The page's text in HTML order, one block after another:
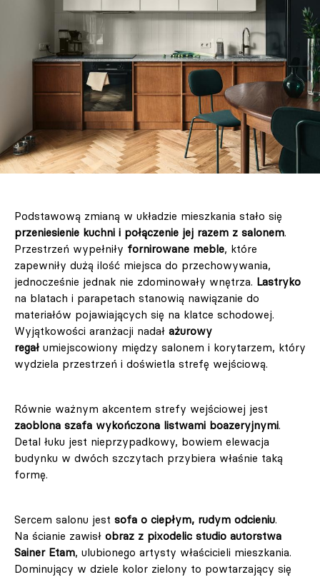
Podstawową zmianą w układzie mieszkania stało się
przeniesienie kuchni i połączenie jej razem z salonem.
Przestrzeń wypełniły fornirowane meble, które
zapewniły dużą ilość miejsca do przechowywania,
jednocześnie jednak nie zdominowały wnętrza. Lastryko
na blatach i parapetach stanowią nawiązanie do
materiałów pojawiających się na klatce schodowej.
Wyjątkowości aranżacji nadał ażurowy
regał umiejscowiony między salonem i korytarzem, który
wydziela przestrzeń i doświetla strefę wejściową.
Równie ważnym akcentem strefy wejściowej jest
zaoblona szafa wykończona listwami boazeryjnymi.
Detal łuku jest nieprzypadkowy, bowiem elewacja
budynku w dwóch szczytach przybiera właśnie taką
formę.
Sercem salonu jest sofa o ciepłym, rudym odcieniu.
Na ścianie zawisł obraz z pixodelic studio autorstwa
Sainer Etam, ulubionego artysty właścicieli mieszkania.
Dominujący w dziele kolor zielony to powtarzający się